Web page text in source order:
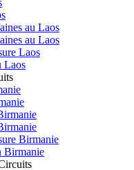
au Laos
au Laos
Laos
Laos
Birmanie
Birmanie